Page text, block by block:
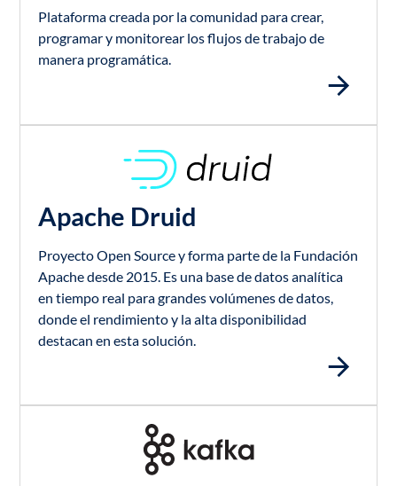
Plataforma creada por la comunidad para crear,
programar y monitorear los flujos de trabajo de
manera programática.
Apache Druid
Proyecto Open Source y forma parte de la Fundación
Apache desde 2015. Es una base de datos analítica
en tiempo real para grandes volúmenes de datos,
donde el rendimiento y la alta disponibilidad
destacan en esta solución.